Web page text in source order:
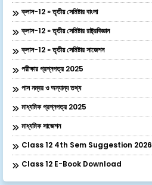
ক্লাস-12 » তৃতীয় সেমিষ্টার বাংলা
ক্লাস-12 » তৃতীয় সেমিষ্টার রাষ্ট্রবিজ্ঞান
ক্লাস-12 » তৃতীয় সেমিষ্টার সাজেশন
পরীক্ষার প্রশ্নপত্র 2025
পাস নম্বর ও অন্যান্য তথ্য
মাধ্যমিক প্রশ্নপত্র 2025
মাধ্যমিক সাজেশন
Class 12 4th Sem Suggestion 2026
Class 12 E-Book Download